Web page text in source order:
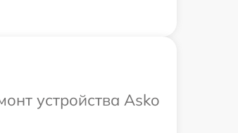
устройства Asko